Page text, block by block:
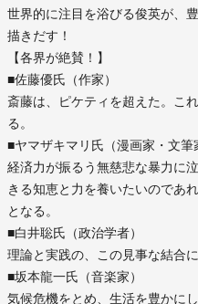
世界的に注目を浴びる俊英が、
描きだす！
【各界が絶賛！】
■佐藤優氏（作家）
斎藤は、ピケティを超えた。こ
る。
■ヤマザキマリ氏（漫画家・文筆
経済力が振るう無慈悲な暴力に
きる知恵と力を養いたいのであ
となる。
■白井聡氏（政治学者）
理論と実践の、この見事な結合に
■坂本龍一氏（音楽家）
気候危機をとめ、生活を豊かに